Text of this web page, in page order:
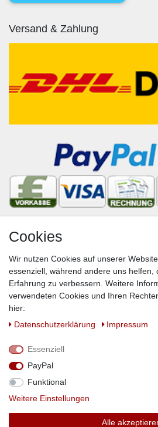
Versand & Zahlung
Newsletter
VORNAME
Newsletter
Honig
Hiermit bestätige ich, dass ich die
© Copyright 2019 DS-Versandhandel.
Cookies
Wir nutzen Cookies auf unserer
essenziell, während andere uns helfen,
Erfahrung zu verbessern. Weitere
verwendeten Cookies und Ihren
hier:
Daten­schutz­erklärung
Impressum
Essenziell
PayPal
Funktional
Weitere Einstellungen
Alle